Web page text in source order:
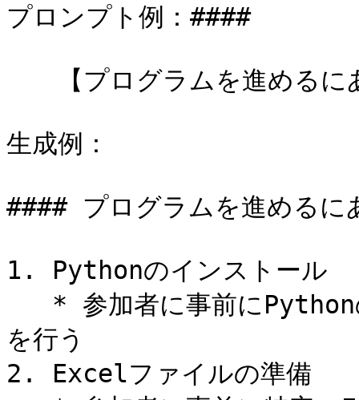
プロンプト例：####
【プログラムを進めるに
生成例：
#### プログラムを進めるに
1. Pythonのインストール
を行う
2. Excelファイルの準備